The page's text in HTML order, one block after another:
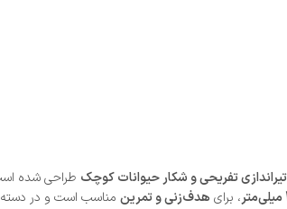
تیراندازی تفریحی و شکار حیوانات کوچک طراحی شده
، برای هدف‌زنی و تمرین مناسب است و در